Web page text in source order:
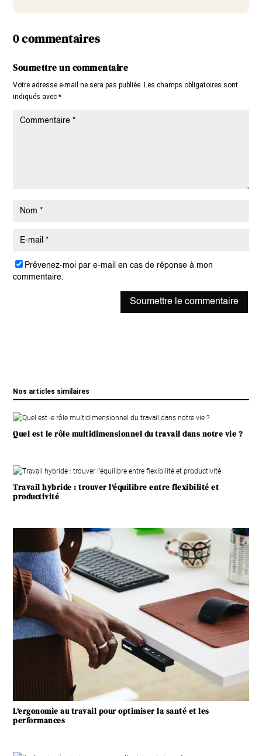
0 commentaires
Soumettre un commentaire
Votre adresse e-mail ne sera pas publiée. Les champs obligatoires sont
indiqués avec*
Prévenez-moi par e-mail en cas de réponse à mon
commentaire.
Soumettre le commentaire
Nos articles similaires
Quel est le rôle multidimensionnel du travail dans notre vie ?
Travail hybride : trouver l’équilibre entre flexibilité et
productivité
L’ergonomie au travail pour optimiser la santé et les
performances